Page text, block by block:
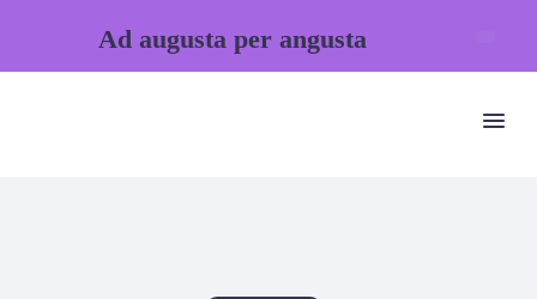
Ad augusta per angusta